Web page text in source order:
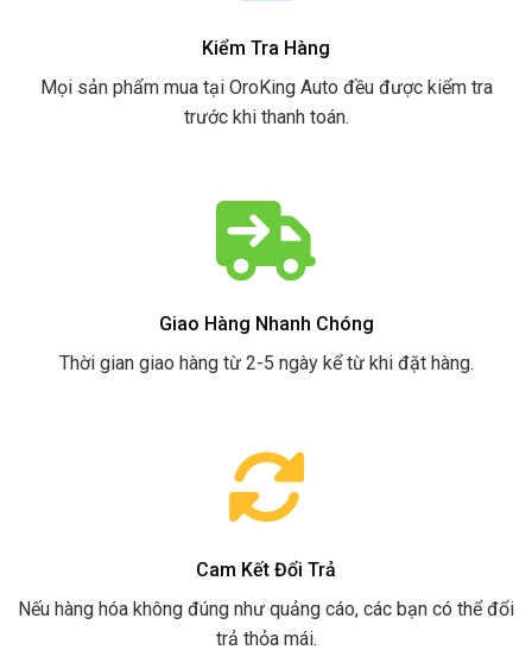
Kiểm Tra Hàng
Mọi sản phẩm mua tại OroKing Auto đều được kiểm tra
trước khi thanh toán.
Giao Hàng Nhanh Chóng
Thời gian giao hàng từ 2-5 ngày kể từ khi đặt hàng.
Cam Kết Đổi Trả
Nếu hàng hóa không đúng như quảng cáo, các bạn có thể đổi
trả thỏa mái.